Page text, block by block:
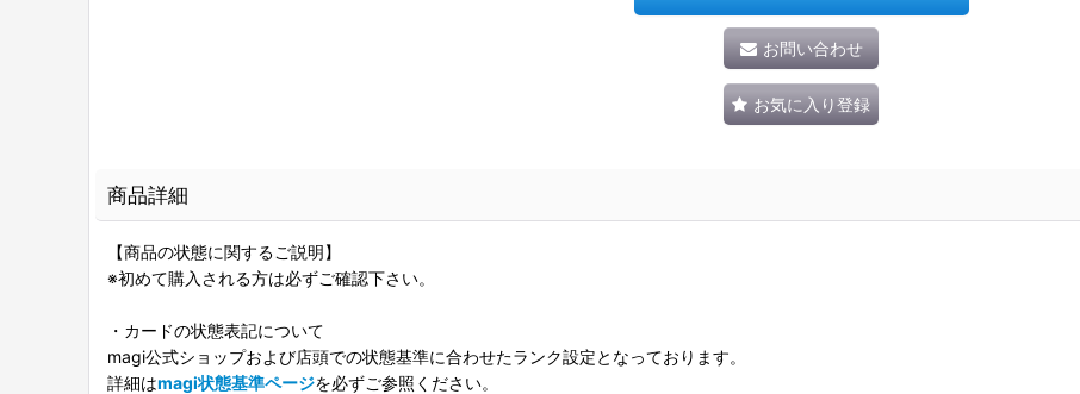
お問い合わせ
お気に入り登録
商品詳細
【商品の状態に関するご説明】
※初めて購入される方は必ずご確認下さい。
・カードの状態表記について
magi公式ショップおよび店頭での状態基準に合わせたランク設定となっております。
詳細はmagi状態基準ページを必ずご参照ください。